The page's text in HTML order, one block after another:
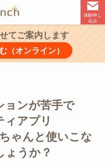
体験申し
込み
てご案内します
（オンライン）
ョンが苦手で
ィアプリ
ゃんと使いこな
ょうか？